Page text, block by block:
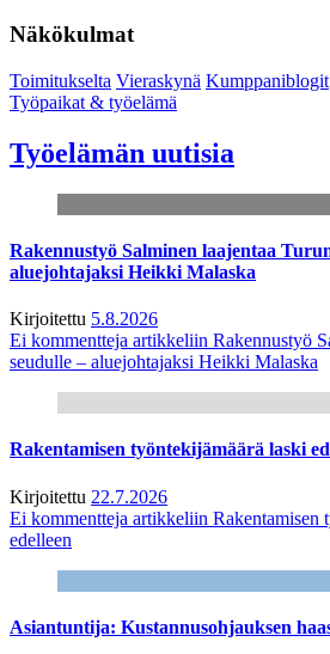
Näkökulmat
Toimitukselta Vieraskynä Kumppaniblogit
Työpaikat & työelämä
Työelämän uutisia
Rakennustyö Salminen laajentaa
aluejohtajaksi Heikki Malaska
Kirjoitettu 5.8.2026
Ei kommentteja artikkeliin Rakennustyö
seudulle – aluejohtajaksi Heikki Malaska
Rakentamisen työntekijämäärä laski
Kirjoitettu 22.7.2026
Ei kommentteja artikkeliin Rakentamisen
edelleen
Asiantuntija: Kustannusohjauksen